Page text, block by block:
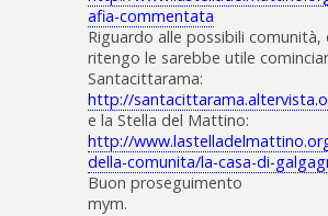
afia-commentata
Riguardo alle possibili comunità,
ritengo le sarebbe utile
Santacittarama:
http://
e la Stella del Mattino:
http://
della-comunita/la-casa-di-
Buon proseguimento
mym.